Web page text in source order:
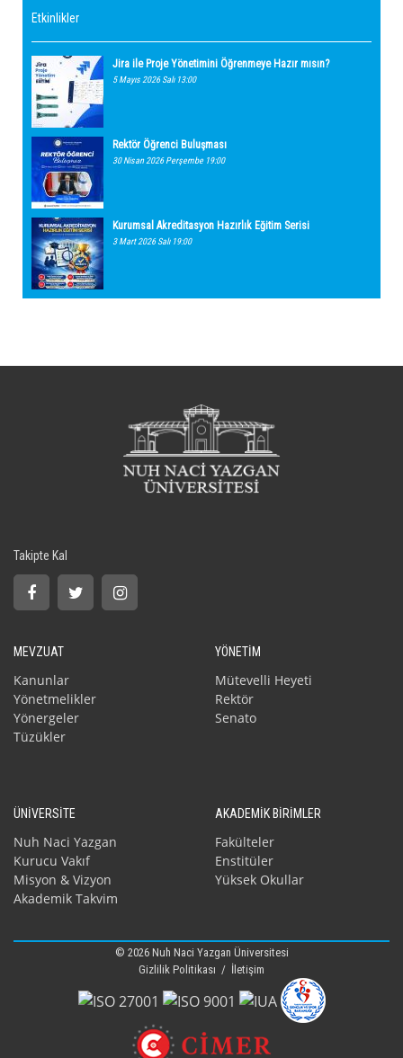
Etkinlikler
Jira ile Proje Yönetimini Öğrenmeye Hazır mısın?
5 Mayıs 2026 Salı 13:00
Rektör Öğrenci Buluşması
30 Nisan 2026 Perşembe 19:00
Kurumsal Akreditasyon Hazırlık Eğitim Serisi
3 Mart 2026 Salı 19:00
Takipte Kal
MEVZUAT
Kanunlar
Yönetmelikler
Yönergeler
Tüzükler
YÖNETİM
Mütevelli Heyeti
Rektör
Senato
ÜNİVERSİTE
Nuh Naci Yazgan
Kurucu Vakıf
Misyon & Vizyon
Akademik Takvim
AKADEMİK BİRİMLER
Fakülteler
Enstitüler
Yüksek Okullar
© 2026 Nuh Naci Yazgan Üniversitesi
Gizlilik Politikası / İletişim